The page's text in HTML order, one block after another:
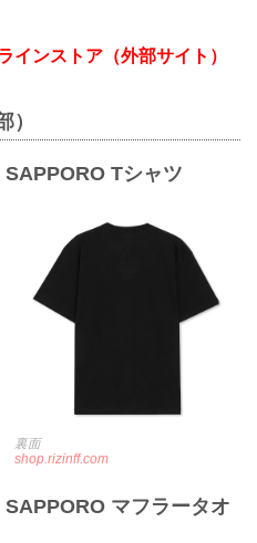
ンストア（外部サイト）
）
Tシャツ
裏面
shop.rizinff.com
マフラータオ